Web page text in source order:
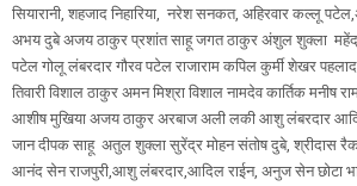
सियारानी, शहजाद निहारिया, नरेश सनकत, अहिरवार कल्लू
अभय दुबे अजय ठाकुर प्रशांत साहू जगत ठाकुर अंशुल शुक्ला
पटेल गोलू लंबरदार गौरव पटेल राजाराम कपिल कुर्मी शेखर
तिवारी विशाल ठाकुर अमन मिश्रा विशाल नामदेव कार्तिक मनीष
आशीष मुखिया अजय ठाकुर अरबाज अली लकी आशु लंबरदार
जान दीपक साहू अतुल शुक्ला सुरेंद्र मोहन संतोष दुबे, श्रीदास
आनंद सेन राजपुरी,आशु लंबरदार,आदिल राईन, अनुज सेन छोटा भाई